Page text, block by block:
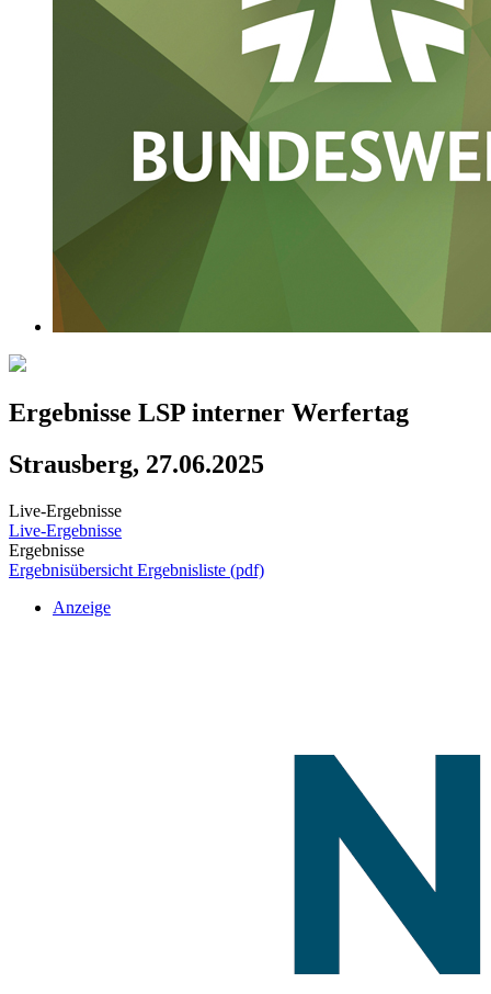
Ergebnisse LSP interner Werfertag
Strausberg, 27.06.2025
Live-Ergebnisse
Live-Ergebnisse
Ergebnisse
Ergebnisübersicht Ergebnisliste (pdf)
Anzeige